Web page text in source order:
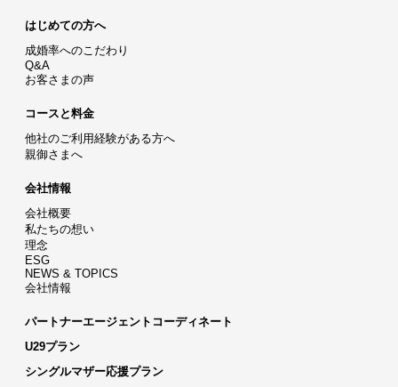
はじめての方へ
成婚率へのこだわり
Q&A
お客さまの声
コースと料金
他社のご利用経験がある方へ
親御さまへ
会社情報
会社概要
私たちの想い
理念
ESG
NEWS & TOPICS
会社情報
パートナーエージェントコーディネート
U29プラン
シングルマザー応援プラン